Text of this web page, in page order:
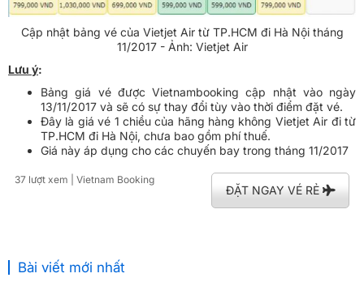
Cập nhật bảng vé của Vietjet Air từ TP.HCM đi Hà Nội tháng
11/2017 - Ảnh: Vietjet Air
Lưu ý:
Bảng giá vé được Vietnambooking cập nhật vào ngày
13/11/2017 và sẽ có sự thay đổi tùy vào thời điểm đặt vé.
Đây là giá vé 1 chiều của hãng hàng không Vietjet Air đi từ
TP.HCM đi Hà Nội, chưa bao gồm phí thuế.
Giá này áp dụng cho các chuyến bay trong tháng 11/2017
37 lượt xem | Vietnam Booking
ĐẶT NGAY VÉ RẺ
Bài viết mới nhất